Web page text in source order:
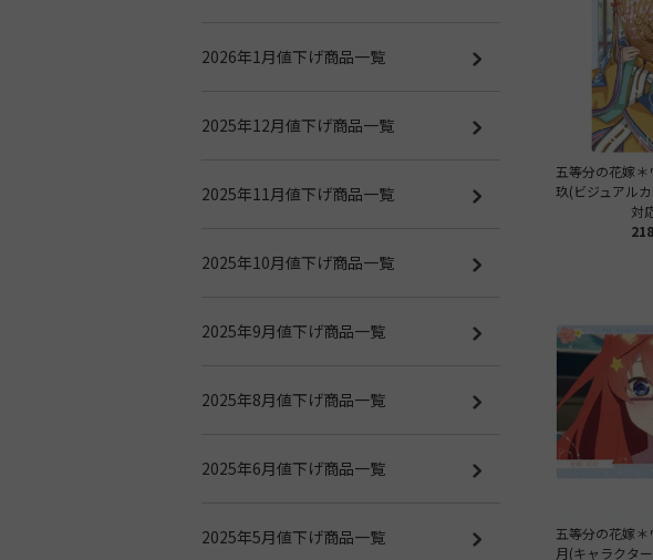
五等分の花嫁
玖(ビジュアル
対
五等分の花嫁
月(キャラクタ
2026年1月値下げ商品一覧
2025年12月値下げ商品一覧
2025年11月値下げ商品一覧
2025年10月値下げ商品一覧
2025年9月値下げ商品一覧
2025年8月値下げ商品一覧
2025年6月値下げ商品一覧
2025年5月値下げ商品一覧